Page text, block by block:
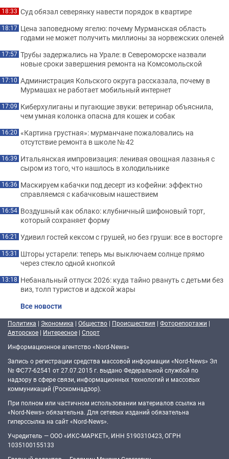
18:33 Суд обязал северянку навести порядок в квартире
18:17 Цена заповедному ягелю: почему Мурманская область
годами не может получить миллионы за норвежских оленей
17:57 Трубы задержались на Урале: в Североморске назвали
новые сроки завершения ремонта на Комсомольской
17:10 Администрация Кольского округа рассказала, почему в
Мурмашах не работает мобильный интернет
17:09 Киберхулиганы и пугающие звуки: ветеринар объяснила,
чем умная колонка опасна для кошек и собак
16:20 «Картина грустная»: мурманчане пожаловались на
отсутствие ремонта в школе № 42
16:39 Итальянская импровизация: ленивая овощная лазанья с
сыром из того, что нашлось в холодильнике
16:36 Маскируем кабачки под десерт из кофейни: эффектно
справляемся с кабачковым нашествием
16:54 Воздушный как облако: клубничный шифоновый торт,
который сохраняет форму
16:21 Удивил гостей кексом с грушей, но без груши: все в восторге
15:31 Шторы устарели: теперь мы выключаем солнце прямо
через стекло одной кнопкой
13:18 Небанальный отпуск 2026: куда тайно рвануть с детьми без
виз, толп туристов и адской жары
Все новости
Политика | Экономика | Общество | Происшествия | Фоторепортажи |
Авторское | Интересное | Спорт
Информационное агентство «Nord-News»
Запись о регистрации средства массовой информации «Nord-News» Эл
№ ФС77-62541 от 27.07.2015 г. выдано Федеральной службой по
надзору в сфере связи, информационных технологий и массовых
коммуникаций (Роскомнадзор).
При полном или частичном использовании материалов ссылка на
«Nord-News» обязательна. Для сетевых изданий обязательна
гиперссылка на сайт «Nord-News».
Учредитель — ООО «ИКС-МАРКЕТ», ИНН 5190310423, ОГРН
1035100155133